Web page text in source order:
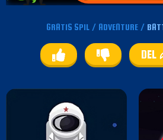
GRATIS SPIL / ADVENTURE /
DEL